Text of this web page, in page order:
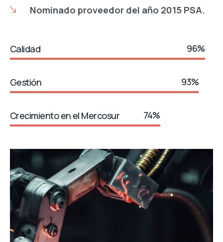
Nominado proveedor del año 2015 PSA.
Calidad 96%
Gestión 93%
Crecimiento en el Mercosur 74%